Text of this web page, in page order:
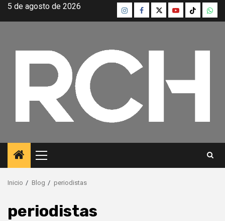
Saltar
5 de agosto de 2026 InstagramFacebook
TwitterYoutubeTikTok
Menú
principal
Inicio Blog periodistas
periodistas